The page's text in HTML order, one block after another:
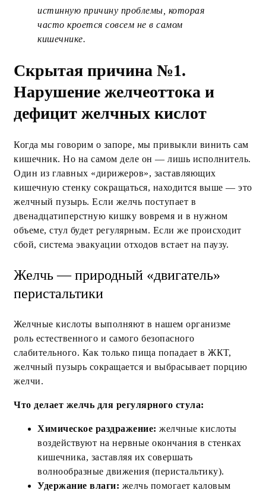
истинную причину проблемы, которая
часто кроется совсем не в самом
кишечнике.
Скрытая причина №1.
Нарушение желчеоттока и
дефицит желчных кислот
Когда мы говорим о запоре, мы привыкли винить сам
кишечник. Но на самом деле он — лишь исполнитель.
Один из главных «дирижеров», заставляющих
кишечную стенку сокращаться, находится выше — это
желчный пузырь. Если желчь поступает в
двенадцатиперстную кишку вовремя и в нужном
объеме, стул будет регулярным. Если же происходит
сбой, система эвакуации отходов встает на паузу.
Желчь — природный «двигатель»
перистальтики
Желчные кислоты выполняют в нашем организме
роль естественного и самого безопасного
слабительного. Как только пища попадает в ЖКТ,
желчный пузырь сокращается и выбрасывает порцию
желчи.
Что делает желчь для регулярного стула:
Химическое раздражение: желчные кислоты
воздействуют на нервные окончания в стенках
кишечника, заставляя их совершать
волнообразные движения (перистальтику).
Удержание влаги: желчь помогает каловым